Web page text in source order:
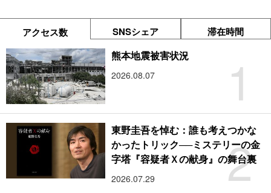
アクセス数 SNSシェア 滞在時間
1
熊本地震被害状況
2026.08.07
2
東野圭吾を悼む：誰も考えつかな
かったトリック──ミステリーの金
字塔『容疑者Ｘの献身』の舞台裏
2026.07.29